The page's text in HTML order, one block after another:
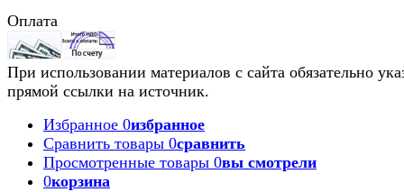
Оплата
При использовании материалов с сайта обязательно
прямой ссылки на источник.
Избранное 0избранное
Сравнить товары 0сравнить
Просмотренные товары 0вы смотрели
0корзина